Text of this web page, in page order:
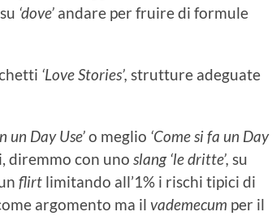
‘dove’ andare per fruire di formule
‘Love Stories’, strutture adeguate
un Day Use’o meglio ‘Come si fa un Day
diremmo con uno slang ‘le dritte’, su
flirt limitando all’1% i rischi tipici di
argomento ma il vademecum per il